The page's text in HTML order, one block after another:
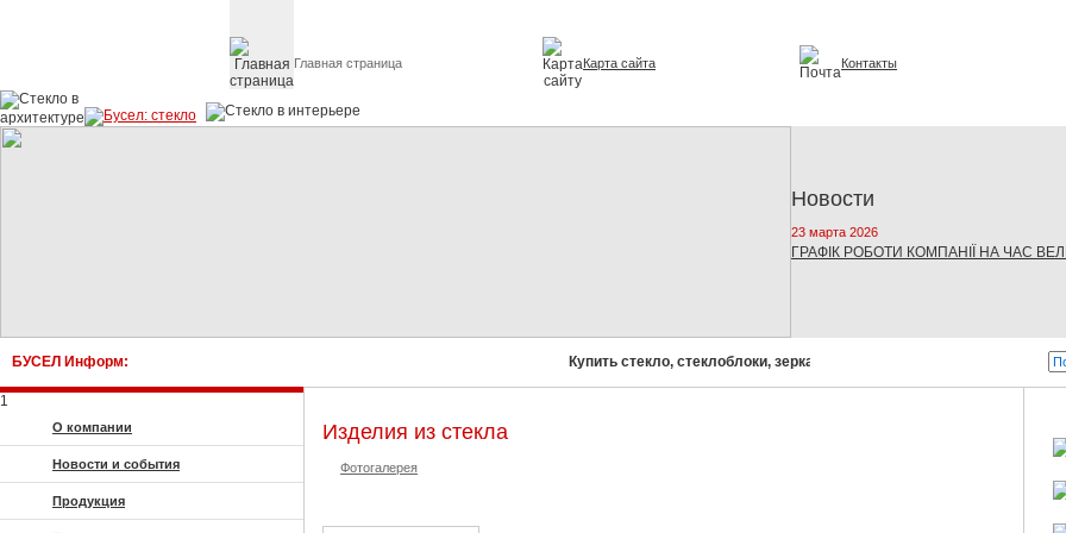
Главная страница Карта сайта Контакты
Новости
23 марта 2026
ГРАФІК РОБОТИ КОМПАНІЇ НА ЧАС
БУСЕЛ Информ: Купить стекло, стеклоблоки, зеркала, стеклопакеты! Бусел -
1
О компании
Новости и события
Продукция
Изделия из стекла
Фотогалерея